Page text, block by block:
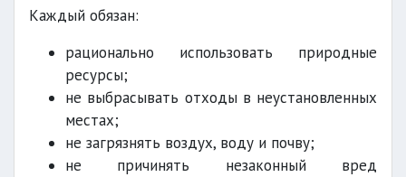
Каждый обязан:
рационально использовать природные
ресурсы;
не выбрасывать отходы в неустановленных
местах;
не загрязнять воздух, воду и почву;
не причинять незаконный вред